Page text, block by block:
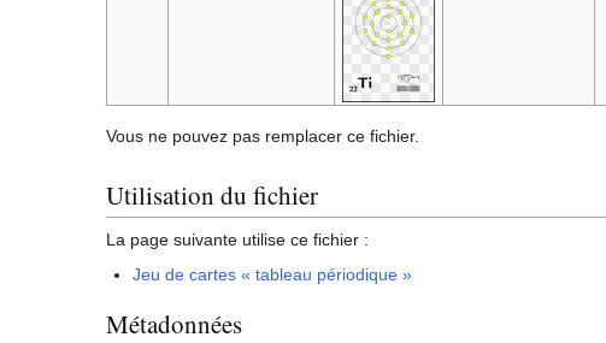
Vous ne pouvez pas remplacer ce fichier.
Utilisation du fichier
La page suivante utilise ce fichier :
Jeu de cartes « tableau périodique »
Métadonnées